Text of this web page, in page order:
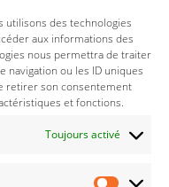
utilisons des technologies
aux informations des
nous permettra de traiter
ou les ID uniques
retirer son consentement
et fonctions.
Toujours activé